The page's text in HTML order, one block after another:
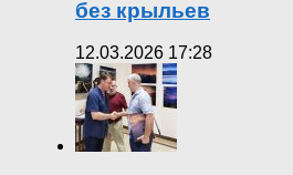
без крыльев
12.03.2026 17:28